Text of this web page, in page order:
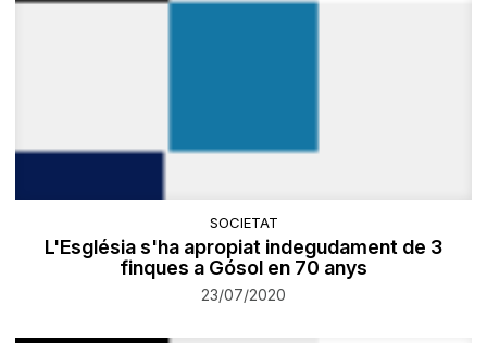
SOCIETAT
L'Església s'ha apropiat indegudament de 3
finques a Gósol en 70 anys
23/07/2020